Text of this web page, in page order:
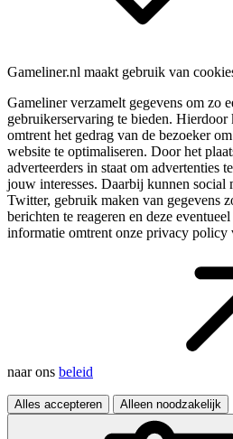
Gameliner.nl maakt gebruik van
Gameliner verzamelt gegevens om zo
gebruikerservaring te bieden.
omtrent het gedrag van de bezoeker
website te optimaliseren. Door het
adverteerders in staat om advertenties
jouw interesses. Daarbij kunnen social
Twitter, gebruik maken van gegevens
berichten te reageren en deze
informatie omtrent onze privacy
naar ons beleid
Alles accepteren Alleen noodzakelijk